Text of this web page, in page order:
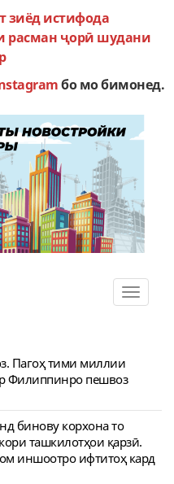
зиёд истифода
расман ҷорӣ шудани
бо мо бимонед.
Toggle
Пагоҳ тими миллии
Филиппинро пешвоз
бинову корхона то
ташкилотҳои қарзӣ.
иншоотро ифтитоҳ кард